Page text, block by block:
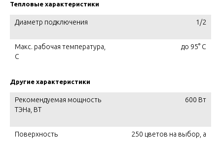
Тепловые характеристики
Диаметр подключения 1/2
Макс. рабочая температура,
C
до 95° С
Другие характеристики
Рекомендуемая мощность
ТЭНа, ВТ
600 Вт
Поверхность
250 цветов на выбор, а